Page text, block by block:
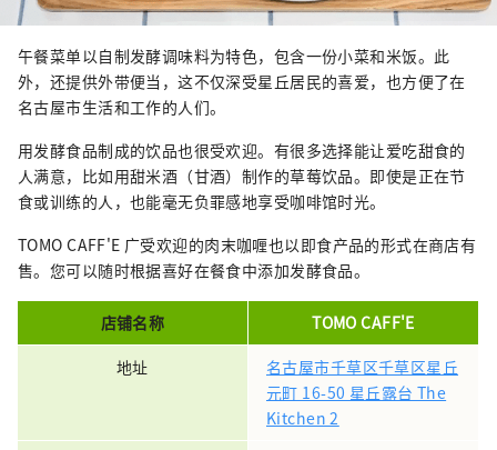
午餐菜单以自制发酵调味料为特色，包含一份小菜和米饭。此
外，还提供外带便当，这不仅深受星丘居民的喜爱，也方便了在
名古屋市生活和工作的人们。
用发酵食品制成的饮品也很受欢迎。有很多选择能让爱吃甜食的
人满意，比如用甜米酒（甘酒）制作的草莓饮品。即使是正在节
食或训练的人，也能毫无负罪感地享受咖啡馆时光。
TOMO CAFF'E 广受欢迎的肉末咖喱也以即食产品的形式在商店有
售。您可以随时根据喜好在餐食中添加发酵食品。
店铺名称
TOMO CAFF'E
地址
名古屋市千草区千草区星丘
元町 16-50 星丘露台 The
Kitchen 2